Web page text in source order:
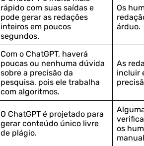
rápido com suas saídas e
pode gerar as redações
inteiros em poucos
segundos.
Os
árduo.
Com o ChatGPT, haverá
poucas ou nenhuma dúvida
sobre a precisão da
pesquisa, pois ele trabalha
com algoritmos.
As
incluir
O ChatGPT é projetado para
gerar conteúdo único livre
de plágio.
os